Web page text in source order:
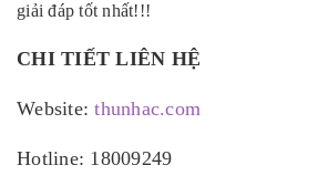
giải đáp tốt nhất!!!
CHI TIẾT LIÊN HỆ
Website:thunhac.com
Hotline: 18009249